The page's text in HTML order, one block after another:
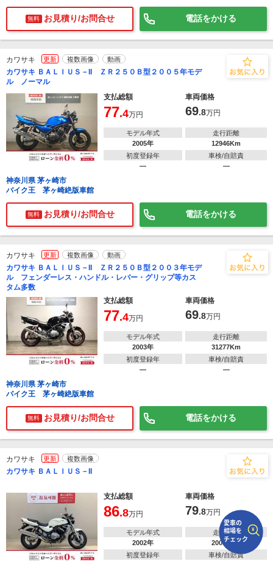
無料 お見積り/お問合せ 電話をかける
カワサキ 更新 複数画像 動画
カワサキ ＢＡＬＩＵＳ－II ＺＲ２５０Ｂ型２００５年モデ
ル ノーマル
支払総額
車両価格
77.4万円 69.8万円
モデル年式
2005年
走行距離
12946Km
初度登録年
―
車検/自賠責
―
神奈川県 茅ヶ崎市
バイク王 茅ヶ崎絶版車館
無料 お見積り/お問合せ 電話をかける
カワサキ 更新 複数画像 動画
カワサキ ＢＡＬＩＵＳ－II ＺＲ２５０Ｂ型２００３年モデ
ル フェンダーレス・ハンドル・レバー・グリップ等カス
タム多数
支払総額
車両価格
77.4万円 69.8万円
モデル年式
2003年
走行距離
31277Km
初度登録年
―
車検/自賠責
―
神奈川県 茅ヶ崎市
バイク王 茅ヶ崎絶版車館
無料 お見積り/お問合せ 電話をかける
カワサキ 更新 複数画像
カワサキ ＢＡＬＩＵＳ－II
支払総額 車両価格
86.8万円 79.8万円
モデル年式
2002年
走行距離
20001Km
初度登録年
車検/自賠責
相場をチェック！
まずはメーカーを選択する